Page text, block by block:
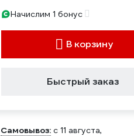
Начислим 1 бонус
В корзину
Быстрый заказ
Самовывоз: c 11 августа,